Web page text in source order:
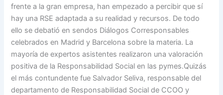
frente a la gran empresa, han empezado a percibir que sí
hay una RSE adaptada a su realidad y recursos. De todo
ello se debatió en sendos Diálogos Corresponsables
celebrados en Madrid y Barcelona sobre la materia. La
mayoría de expertos asistentes realizaron una valoración
positiva de la Responsabilidad Social en las pymes.Quizás
el más contundente fue Salvador Seliva, responsable del
departamento de Responsabilidad Social de CCOO y